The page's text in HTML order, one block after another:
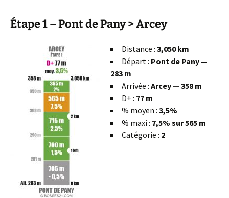
Étape 1 – Pont de Pany > Arcey
Distance : 3,050 km
Départ : Pont de Pany —
283 m
Arrivée : Arcey — 358 m
D+ : 77 m
% moyen : 3,5%
% maxi : 7,5% sur 565 m
Catégorie : 2